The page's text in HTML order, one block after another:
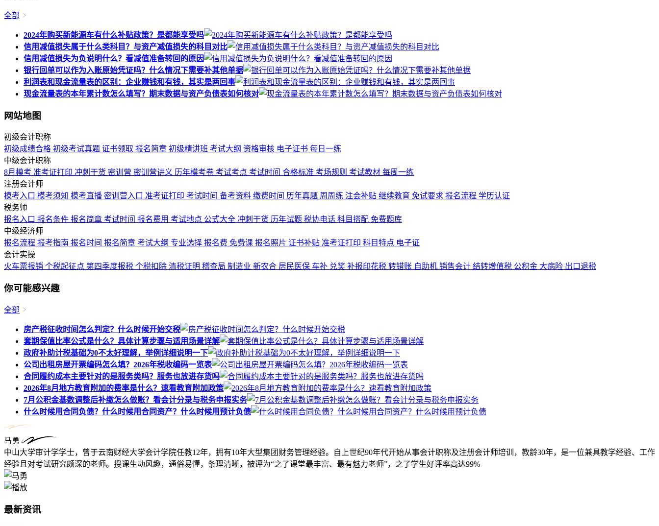
全部
2024年购买新能源车有什么补贴政策？是都能享受吗
信用减值损失属于什么类科目？与资产减值损失的科目对比
信用减值损失为负说明什么？看减值准备转回的原因
银行回单可以作为入账原始凭证吗？什么情况下需要补其他单据
利润表和现金流量表的区别：企业赚钱和有钱，其实是两回事
现金流量表的本年累计数怎么填写？期末数据与资产负债表如何核对
网站地图
初级会计职称
初级成绩合格 初级考试真题 证书领取 报名简章 初级精讲班 考试大纲 资格审核 电子证书 每日一练
中级会计职称
8月模考 准考证打印 冲刺干货 密训营 密训营讲义 历年模考卷 考试考点 考试时间 合格标准 考场规则 考试教材 每周一练
注册会计师
模考入口 模考须知 模考直播 密训营入口 准考证打印 考试时间 备考资料 缴费时间 历年真题 周周练 注会补贴 继续教育 免试要求 报名流程 学历认证
税务师
报名入口 报名条件 报名简章 考试时间 报名费用 考试地点 公式大全 冲刺干货 历年试题 税协电话 科目搭配 免费题库
中级经济师
报名流程 报考指南 报名时间 报名简章 考试大纲 专业选择 报名费 免费课 报名照片 证书补贴 准考证打印 科目特点 电子证
会计实操
火车票报销 个税起征点 第四季度报税 个税扣除 清税证明 稽查局 制造业 新农合 居民医保 车补 兑奖 补报印花税 转错账 自助机 销售会计 结转增值税 公积金 大病险 出口退税
你可能感兴趣
全部
房产税征收时间怎么判定？什么时候开始交税
套期保值比率公式是什么？具体计算步骤与适用场景详解
政府补助计税基础为0不太好理解，举例详细说明一下
公司出租房屋开票编码怎么填？2026年税收编码一览表
合同履约成本主要针对的是服务类吗？服务也放进存货吗
2026年8月地方教育附加的费率是什么？速看教育附加政策
7月公积金基数调整后补缴怎么做账？看会计分录与税务申报实务
什么时候用合同负债？什么时候用合同资产？什么时候用预计负债
马勇
中山大学审计学学士，曾于云南财经大学会计学院任教12年，拥有10年大型集团财务管理经验。自上世纪90年代开始从事会计职称及注册会计师培训，教龄30年，是一位兼具教学经验、工作
经验且对考试研究颇深的老师。授课生动风趣，通俗易懂，条理清晰，被评为“之了课堂最丰富、最有魅力老师”，之了学生好评率高达99%
最新资讯